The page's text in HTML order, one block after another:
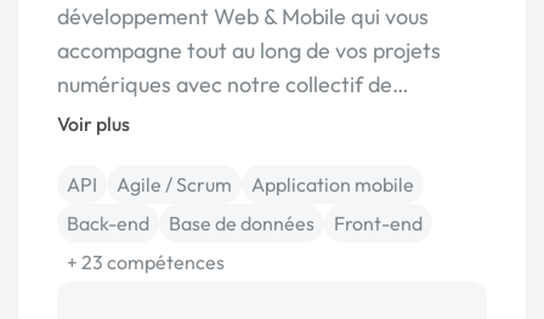
développement Web & Mobile qui vous
accompagne tout au long de vos projets
numériques avec notre collectif de…
Voir plus
API Agile / Scrum
Application mobile
Back-end
Base de données
Front-end
+ 23 compétences